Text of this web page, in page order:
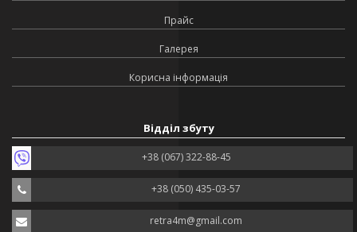
Прайс
Галерея
Корисна інформація
Відділ збуту
+38 (067) 322-88-45
+38 (050) 435-03-57
retra4m@gmail.com